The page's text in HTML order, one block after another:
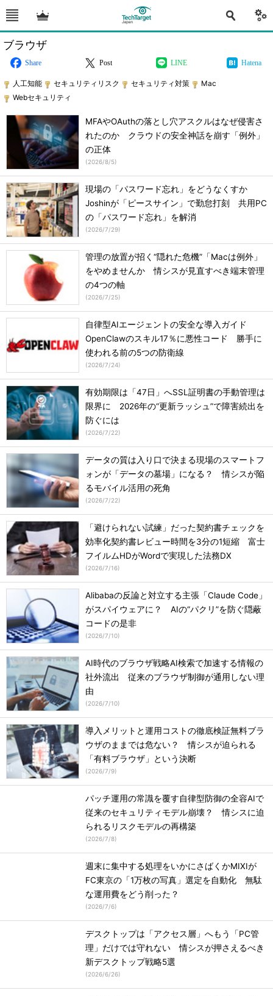
ブラウザ
Share Post LINE Hatena
人工知能 セキュリティリスク セキュリティ対策
Mac
Webセキュリティ
MFAやOAuthの落とし穴アスクルはなぜ侵害さ
れたのか クラウドの安全神話を崩す「例外」
の正体
(2026/8/5)
現場の「パスワード忘れ」をどうなくすか
Joshinが「ピースサイン」で勤怠打刻 共用PC
の「パスワード忘れ」を解消
(2026/7/29)
管理の放置が招く“隠れた危機”「Macは例外」
をやめませんか 情シスが見直すべき端末管理
の4つの軸
(2026/7/25)
自律型AIエージェントの安全な導入ガイド
OpenClawのスキル17％に悪性コード 勝手に
使われる前の5つの防衛線
(2026/7/24)
有効期限は「47日」へSSL証明書の手動管理は
限界に 2026年の“更新ラッシュ”で障害続出を
防ぐには
(2026/7/22)
データの質は入り口で決まる現場のスマートフ
ォンが「データの墓場」になる？ 情シスが陥
るモバイル活用の死角
(2026/7/22)
「避けられない試練」だった契約書チェックを
効率化契約書レビュー時間を3分の1短縮 富士
フイルムHDがWordで実現した法務DX
(2026/7/16)
Alibabaの反論と対立する主張「Claude Code」
がスパイウェアに？ AIの“パクリ”を防ぐ隠蔽
コードの是非
(2026/7/10)
AI時代のブラウザ戦略AI検索で加速する情報の
社外流出 従来のブラウザ制御が通用しない理
由
(2026/7/10)
導入メリットと運用コストの徹底検証無料ブラ
ウザのままでは危ない？ 情シスが迫られる
「有料ブラウザ」という決断
(2026/7/9)
パッチ運用の常識を覆す自律型防御の全容AIで
従来のセキュリティモデル崩壊？ 情シスに迫
られるリスクモデルの再構築
(2026/7/8)
週末に集中する処理をいかにさばくかMIXIが
FC東京の「1万枚の写真」選定を自動化 無駄
な運用費をどう削った？
(2026/7/6)
デスクトップは「アクセス層」へもう「PC管
理」だけでは守れない 情シスが押さえるべき
新デスクトップ戦略5選
(2026/6/26)